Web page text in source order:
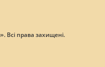
Всі права захищені.